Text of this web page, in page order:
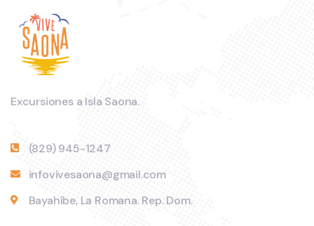
Excursiones a Isla Saona.
(829) 945-1247
infovivesaona@gmail.com
Bayahíbe, La Romana. Rep. Dom.